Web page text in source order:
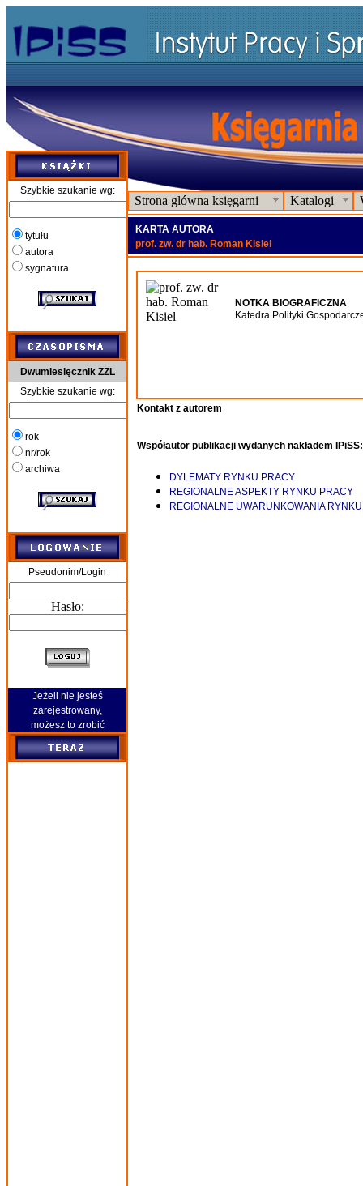
Szybkie szukanie wg:
tytułu
autora
sygnatura
Dwumiesięcznik ZZL
Szybkie szukanie wg:
rok
nr/rok
archiwa
Pseudonim/Login
Hasło:
Jeżeli nie jesteś
zarejestrowany,
możesz to zrobić
Strona glówna księgarni Katalogi
KARTA AUTORA
prof. zw. dr hab. Roman Kisiel
NOTKA BIOGRAFICZNA
Katedra Polityki
Kontakt z autorem
Współautor publikacji wydanych nakładem IPiSS:
DYLEMATY RYNKU PRACY
REGIONALNE ASPEKTY RYNKU PRACY
REGIONALNE UWARUNKOWANIA